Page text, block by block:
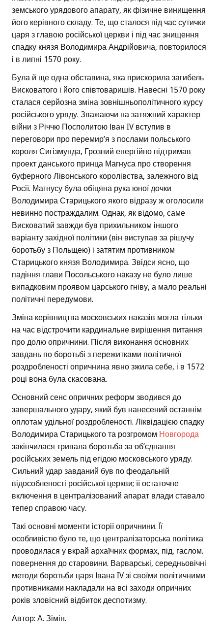
земського урядового апарату, як фізичне винищення
його керівного складу. Те, що сталося під час сутички
царя з главою російської церкви і під час знищення
спадку князя Володимира Андрійовича, повторилося
і в липні 1570 року.
Була й ще одна обставина, яка прискорила загибель
Висковатого і його співтоваришів. Навесні 1570 року
сталася серйозна зміна зовнішньополітичного курсу
російського уряду. Зважаючи на затяжний характер
війни з Річчю Посполитою Іван IV вступив в
переговори про перемир’я з послами польського
короля Сигізмунда, Грозний енергійно підтримав
проект данського принца Магнуса про створення
буферного Лівонського королівства, залежного від
Росії. Магнусу була обіцяна рука юної дочки
Володимира Старицького якого відразу ж оголосили
невинно постраждалим. Однак, як відомо, саме
Висковатий завжди був прихильником іншого
варіанту західної політики (він виступав за рішучу
боротьбу з Польщею) і затятим противником
Старицького князя Володимира. Звідси ясно, що
падіння глави Посольського наказу не було лише
випадковим проявом царського гніву, а мало реальні
політичні передумови.
Зміна керівництва московських наказів могла тільки
на час відстрочити кардинальне вирішення питання
про долю опричнини. Після виконання основних
завдань по боротьбі з пережитками політичної
роздробленості опричнина явно зжила себе, і в 1572
році вона була скасована.
Основний сенс опричних реформ зводився до
завершального удару, який був нанесений останнім
оплотам удільної роздробленості. Ліквідацією спадку
Володимира Старицького та розгромом Новгорода
закінчилася тривала боротьба за об’єднання
російських земель під егідою московського уряду.
Сильний удар завданий був по феодальній
відособленості російської церкви; її остаточне
включення в централізований апарат влади ставало
тепер справою часу.
Такі основні моменти історії опричнини. Її
особливістю було те, що централізаторська політика
проводилася у вкрай архаїчних формах, під, гаслом.
повернення до старовини. Варварські, середньовічні
методи боротьби царя Івана IV зі своїми політичними
противниками накладали на всі заходи опричних
років зловісний відбиток деспотизму.
Автор: А. Зімін.